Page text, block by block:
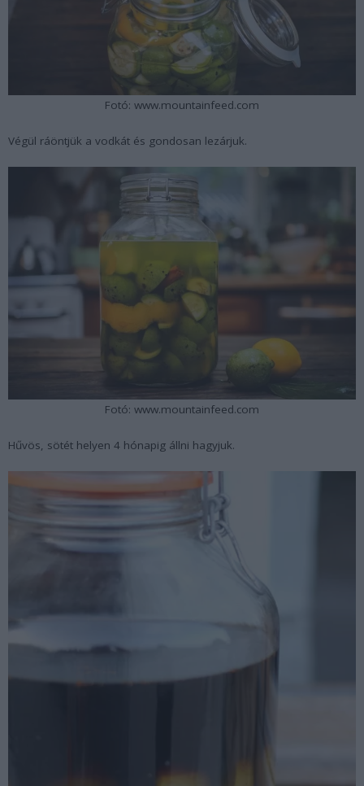
Fotó: www.mountainfeed.com
Végül ráöntjük a vodkát és gondosan lezárjuk.
Fotó: www.mountainfeed.com
Hűvös, sötét helyen 4 hónapig állni hagyjuk.